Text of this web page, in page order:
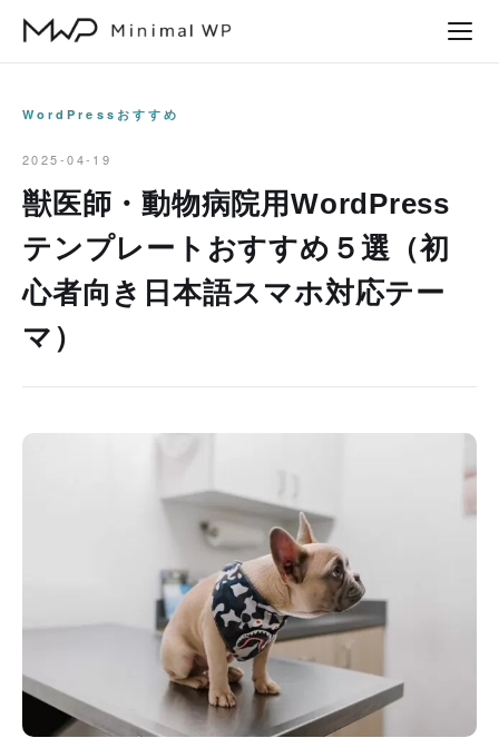
WordPressおすすめ
2025-04-19
獣医師・動物病院用WordPress
テンプレートおすすめ５選（初
心者向き日本語スマホ対応テー
マ）